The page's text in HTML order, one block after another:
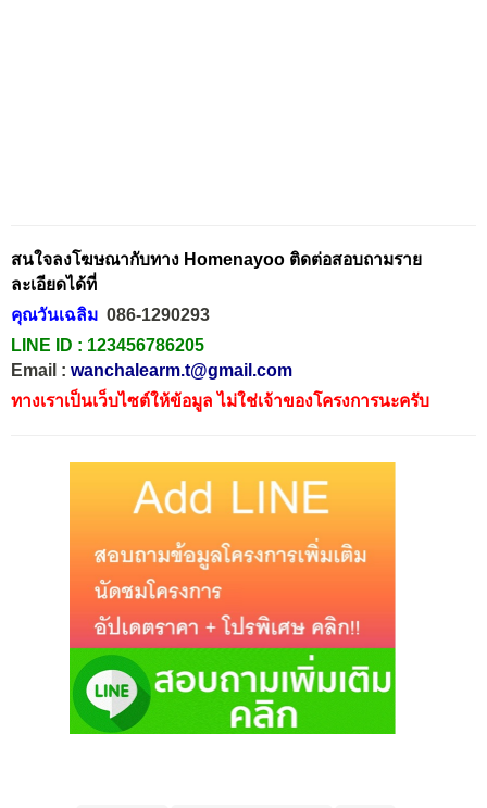
สนใจลงโฆษณากับทาง Homenayoo ติดต่อสอบถามราย
ละเอียดได้ที่
คุณวันเฉลิม 086-1290293
LINE ID : 123456786205
Email : wanchalearm.t@gmail.com
ทางเราเป็นเว็บไซต์ให้ข้อมูล ไม่ใช่เจ้าของโครงการนะครับ